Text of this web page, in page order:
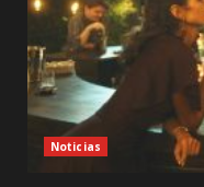
Noticias